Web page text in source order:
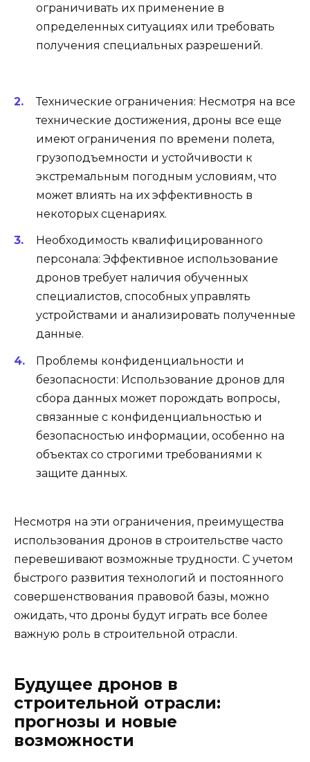
ограничивать их применение в
определенных ситуациях или требовать
получения специальных разрешений.
Технические ограничения: Несмотря на все
технические достижения, дроны все еще
имеют ограничения по времени полета,
грузоподъемности и устойчивости к
экстремальным погодным условиям, что
может влиять на их эффективность в
некоторых сценариях.
Необходимость квалифицированного
персонала: Эффективное использование
дронов требует наличия обученных
специалистов, способных управлять
устройствами и анализировать полученные
данные.
Проблемы конфиденциальности и
безопасности: Использование дронов для
сбора данных может порождать вопросы,
связанные с конфиденциальностью и
безопасностью информации, особенно на
объектах со строгими требованиями к
защите данных.
Несмотря на эти ограничения, преимущества
использования дронов в строительстве часто
перевешивают возможные трудности. С учетом
быстрого развития технологий и постоянного
совершенствования правовой базы, можно
ожидать, что дроны будут играть все более
важную роль в строительной отрасли.
Будущее дронов в
строительной отрасли:
прогнозы и новые
возможности